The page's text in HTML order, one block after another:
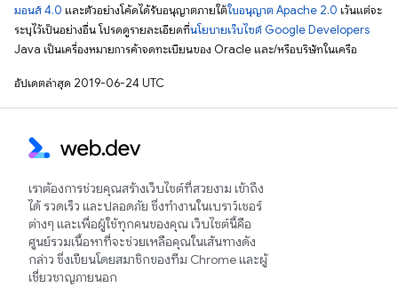
มอนส์ 4.0 และตัวอย่างโค้ดได้รับอนุญาตภายใต้ใบอนุญาต Apache 2.0 เว้นแต่จะ
ระบุไว้เป็นอย่างอื่น โปรดดูรายละเอียดที่นโยบายเว็บไซต์ Google Developers
Java เป็นเครื่องหมายการค้าจดทะเบียนของ Oracle และ/หรือบริษัทในเครือ
อัปเดตล่าสุด 2019-06-24 UTC
เราต้องการช่วยคุณสร้างเว็บไซต์ที่สวยงาม เข้าถึง
ได้ รวดเร็ว และปลอดภัย ซึ่งทำงานในเบราว์เซอร์
ต่างๆ และเพื่อผู้ใช้ทุกคนของคุณ เว็บไซต์นี้คือ
ศูนย์รวมเนื้อหาที่จะช่วยเหลือคุณในเส้นทางดัง
กล่าว ซึ่งเขียนโดยสมาชิกของทีม Chrome และผู้
เชี่ยวชาญภายนอก